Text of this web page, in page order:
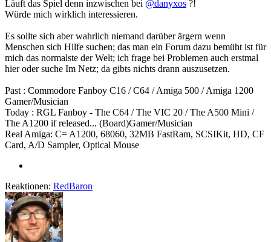
Läuft das Spiel denn inzwischen bei @danyxos ?!
Würde mich wirklich interessieren.
Es sollte sich aber wahrlich niemand darüber ärgern wenn
Menschen sich Hilfe suchen; das man ein Forum dazu bemüht ist für
mich das normalste der Welt; ich frage bei Problemen auch erstmal
hier oder suche Im Netz; da gibts nichts drann auszusetzen.
Past : Commodore Fanboy C16 / C64 / Amiga 500 / Amiga 1200
Gamer/Musician
Today : RGL Fanboy - The C64 / The VIC 20 / The A500 Mini /
The A1200 if released... (Board)Gamer/Musician
Real Amiga: C= A1200, 68060, 32MB FastRam, SCSIKit, HD, CF
Card, A/D Sampler, Optical Mouse
Reaktionen: RedBaron